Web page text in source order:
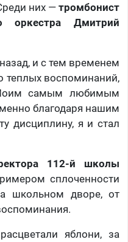
них —тромбонист
оркестра Дмитрий
и с тем временем
теплых воспоминаний,
самым любимым
благодаря нашим
дисциплину, я и стал
112-й школы
сплоченности
школьном дворе, от
яблони, за